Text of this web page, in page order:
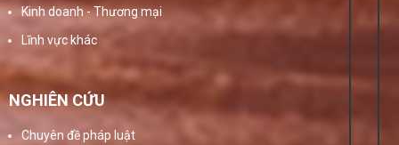
Kinh doanh - Thương mại
Lĩnh vực khác
NGHIÊN CỨU
Chuyên đề pháp luật